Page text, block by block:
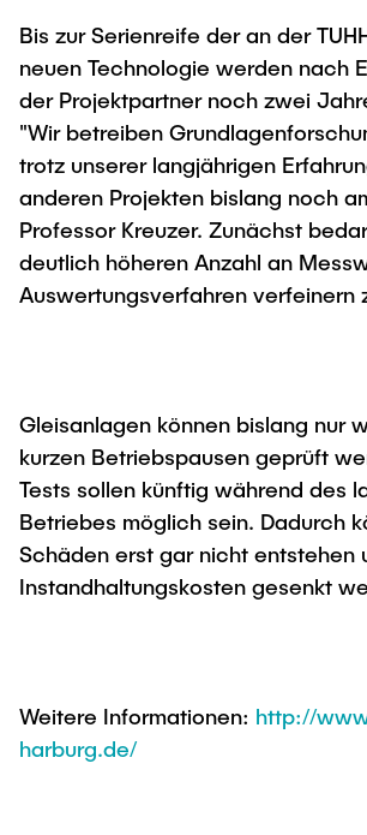
Bis zur Serienreife der an der
neuen Technologie werden nach
der Projektpartner noch zwei
"Wir betreiben
trotz unserer langjährigen
anderen Projekten bislang noch
Professor Kreuzer. Zunächst
deutlich höheren Anzahl an
Auswertungsverfahren verfeinern
Gleisanlagen können bislang nur
kurzen Betriebspausen geprüft
Tests sollen künftig während des
Betriebes möglich sein. Dadurch
Schäden erst gar nicht entstehen
Instandhaltungskosten gesenkt
Weitere Informationen: http://
harburg.de/